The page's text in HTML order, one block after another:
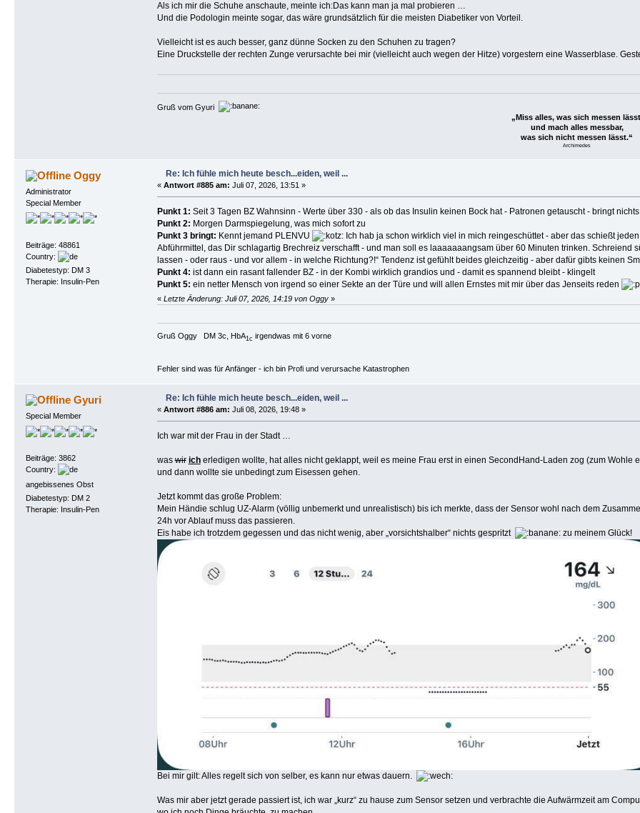
Als ich mir die Schuhe anschaute, meinte ich:Das kann man ja mal probieren …
Und die Podologin meinte sogar, das wäre grundsätzlich für die meisten Diabetiker von Vorteil.
Vielleicht ist es auch besser, ganz dünne Socken zu den Schuhen zu tragen?
Eine Druckstelle der rechten Zunge verursachte bei mir (vielleicht auch wegen der Hitze) vorgestern eine Wasserblase.
Gruß vom Gyuri
„Miss alles, was sich messen
und mach alles messbar,
was sich nicht messen lässt.“
Archimedes
Oggy
Administrator
Special Member
Beiträge: 48861
Country:
Diabetestyp: DM 3
Therapie: Insulin-Pen
Re: Ich fühle mich heute besch...eiden, weil ...
« Antwort #885 am: Juli 07, 2026, 13:51 »
Punkt 1: Seit 3 Tagen BZ Wahnsinn - Werte über 330 - als ob das Insulin keinen Bock hat - Patronen getauscht - bringt
Punkt 2: Morgen Darmspiegelung, was mich sofort zu
Punkt 3 bringt: Kennt jemand PLENVU
Ich hab ja schon wirklich viel in mich reingeschüttet - aber das schießt
Abführmittel, das Dir schlagartig Brechreiz verschafft - und man soll es laaaaaaangsam über 60 Minuten trinken. Schreiend
lassen - oder raus - und vor allem - in welche Richtung?!“ Tendenz ist gefühlt beides gleichzeitig - aber dafür gibts keinen
Punkt 4: ist dann ein rasant fallender BZ - in der Kombi wirklich grandios und - damit es spannend bleibt - klingelt
Punkt 5: ein netter Mensch von irgend so einer Sekte an der Türe und will allen Ernstes mit mir über das Jenseits reden
« Letzte Änderung: Juli 07, 2026, 14:19 von Oggy»
Gruß Oggy DM 3c, HbA1c irgendwas mit 6 vorne
Fehler sind was für Anfänger - ich bin Profi und verursache Katastrophen
Gyuri
Special Member
Beiträge: 3862
Country:
angebissenes Obst
Diabetestyp: DM 2
Therapie: Insulin-Pen
Re: Ich fühle mich heute besch...eiden, weil ...
« Antwort #886 am: Juli 08, 2026, 19:48 »
Ich war mit der Frau in der Stadt …
waswir icherledigen wollte, hat alles nicht geklappt, weil es meine Frau erst in einen SecondHand-Laden zog (zum
und dann wollte sie unbedingt zum Eisessen gehen.
Jetzt kommt das große Problem:
Mein Händie schlug UZ-Alarm (völlig unbemerkt und unrealistisch) bis ich merkte, dass der Sensor wohl nach dem
24h vor Ablauf muss das passieren.
Eis habe ich trotzdem gegessen und das nicht wenig, aber „vorsichtshalber“ nichts gespritzt
zu meinem Glück!
Bei mir gilt: Alles regelt sich von selber, es kann nur etwas dauern.
Was mir aber jetzt gerade passiert ist, ich war „kurz“ zu hause zum Sensor setzen und verbrachte die Aufwärmzeit am